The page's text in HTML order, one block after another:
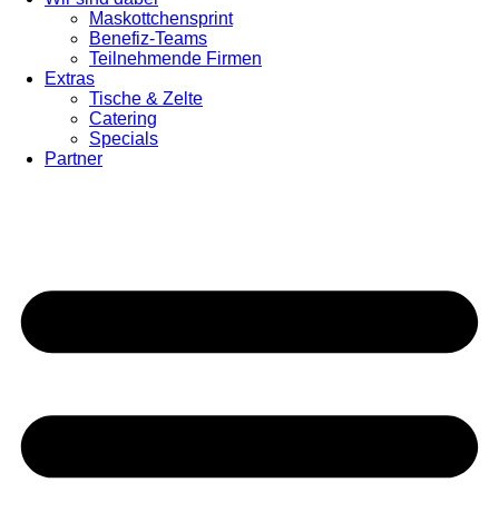
Maskottchensprint
Benefiz-Teams
Teilnehmende Firmen
Extras
Tische & Zelte
Catering
Specials
Partner